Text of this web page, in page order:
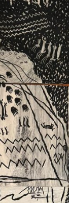
del 30
jurídica: